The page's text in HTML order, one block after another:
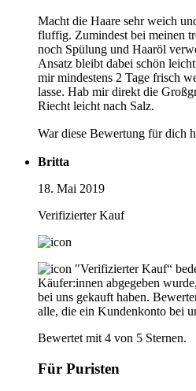
Macht die Haare sehr weich
fluffig. Zumindest bei meinen
noch Spülung und Haaröl
Ansatz bleibt dabei schön
mir mindestens 2 Tage frisch
lasse. Hab mir direkt die
Riecht leicht nach Salz.
War diese Bewertung für dich
Britta
18. Mai 2019
Verifizierter Kauf
"Verifizierter Kauf“
Käufer:innen abgegeben
bei uns gekauft haben.
alle, die ein Kundenkonto bei
Bewertet mit 4 von 5 Sternen.
Für Puristen